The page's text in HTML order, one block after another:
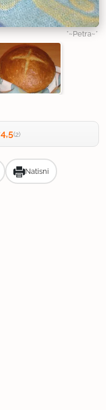
*~Petra~*
4,5(2)
Natisni